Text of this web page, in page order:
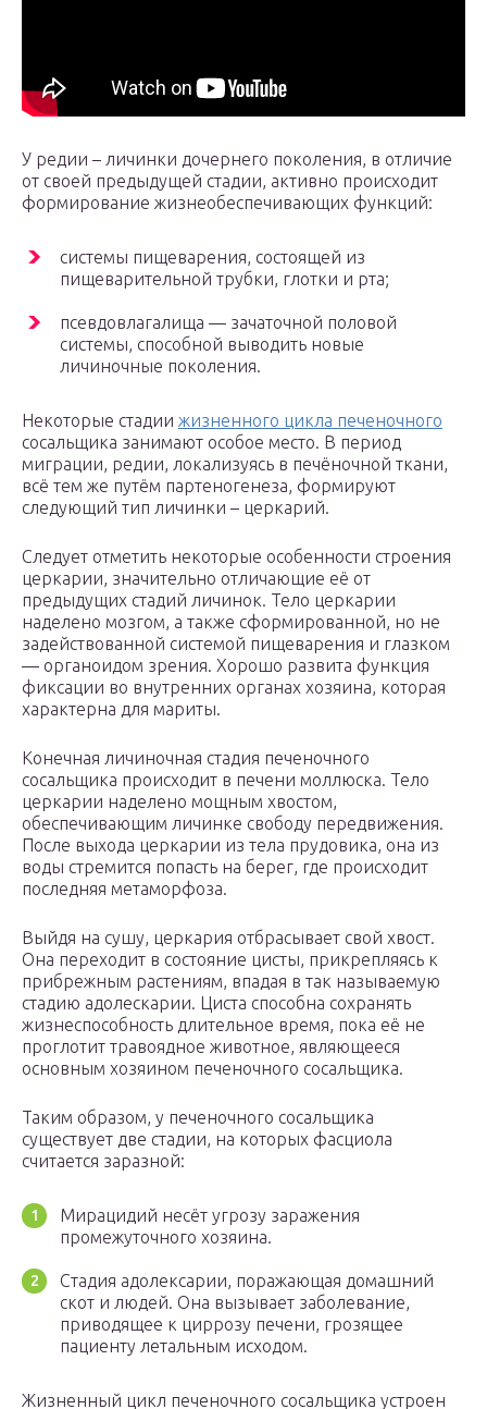
У редии – личинки дочернего поколения, в отличие
от своей предыдущей стадии, активно происходит
формирование жизнеобеспечивающих функций:
системы пищеварения, состоящей из
пищеварительной трубки, глотки и рта;
псевдовлагалища — зачаточной половой
системы, способной выводить новые
личиночные поколения.
Некоторые стадии жизненного цикла печеночного
сосальщика занимают особое место. В период
миграции, редии, локализуясь в печёночной ткани,
всё тем же путём партеногенеза, формируют
следующий тип личинки – церкарий.
Следует отметить некоторые особенности строения
церкарии, значительно отличающие её от
предыдущих стадий личинок. Тело церкарии
наделено мозгом, а также сформированной, но не
задействованной системой пищеварения и глазком
— органоидом зрения. Хорошо развита функция
фиксации во внутренних органах хозяина, которая
характерна для мариты.
Конечная личиночная стадия печеночного
сосальщика происходит в печени моллюска. Тело
церкарии наделено мощным хвостом,
обеспечивающим личинке свободу передвижения.
После выхода церкарии из тела прудовика, она из
воды стремится попасть на берег, где происходит
последняя метаморфоза.
Выйдя на сушу, церкария отбрасывает свой хвост.
Она переходит в состояние цисты, прикрепляясь к
прибрежным растениям, впадая в так называемую
стадию адолескарии. Циста способна сохранять
жизнеспособность длительное время, пока её не
проглотит травоядное животное, являющееся
основным хозяином печеночного сосальщика.
Таким образом, у печеночного сосальщика
существует две стадии, на которых фасциола
считается заразной:
Мирацидий несёт угрозу заражения
промежуточного хозяина.
Стадия адолексарии, поражающая домашний
скот и людей. Она вызывает заболевание,
приводящее к циррозу печени, грозящее
пациенту летальным исходом.
Жизненный цикл печеночного сосальщика устроен